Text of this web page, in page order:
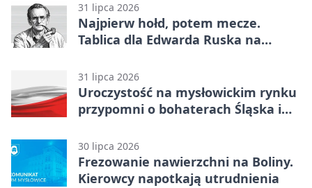
31 lipca 2026
Najpierw hołd, potem mecze.
Tablica dla Edwarda Ruska na
31 lipca 2026
Uroczystość na mysłowickim rynku
przypomni o bohaterach Śląska i
30 lipca 2026
Frezowanie nawierzchni na Boliny.
Kierowcy napotkają utrudnienia